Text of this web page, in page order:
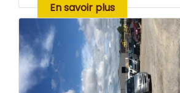
En savoir plus